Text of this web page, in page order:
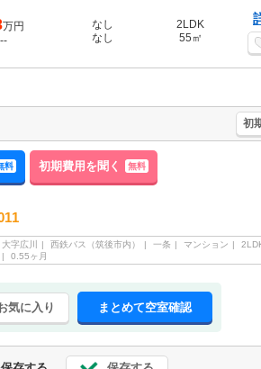
万円
--
なし
なし
2LDK
55㎡
初
料 初期費用を聞く 無料
大字広川 西鉄バス（筑後市内） 一条 マンション
0.55ヶ月
気に入り まとめて空室確認